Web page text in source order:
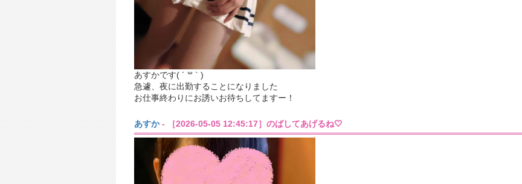
あすかです( ´ ꒳ ` )
急遽、夜に出勤することになりました
お仕事終わりにお誘いお待ちしてますー！
あすか- ［2026-05-05 12:45:17］のばしてあげるね🤍